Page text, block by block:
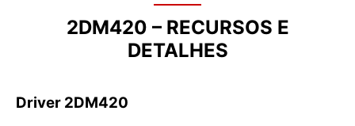
2DM420 – RECURSOS E
DETALHES
Driver 2DM420